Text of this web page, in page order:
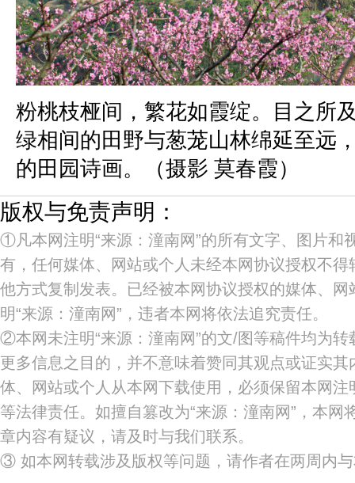
粉桃枝桠间，繁花如霞绽。目之所
绿相间的田野与葱茏山林绵延至远
的田园诗画。（摄影 莫春霞）
版权与免责声明：
①凡本网注明“来源：潼南网”的所有文字、图片和
有，任何媒体、网站或个人未经本网协议授权不
他方式复制发表。已经被本网协议授权的媒体、
明“来源：潼南网”，违者本网将依法追究责任。
②本网未注明“来源：潼南网”的文/图等稿件均为
更多信息之目的，并不意味着赞同其观点或证实
体、网站或个人从本网下载使用，必须保留本网注
等法律责任。如擅自篡改为“来源：潼南网”，本网
章内容有疑议，请及时与我们联系。
③ 如本网转载涉及版权等问题，请作者在两周内